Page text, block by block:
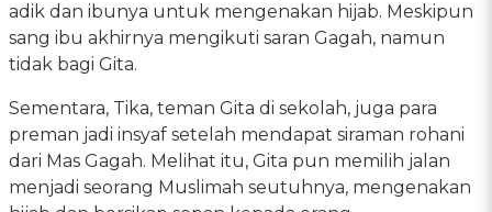
adik dan ibunya untuk mengenakan hijab. Meskipun
sang ibu akhirnya mengikuti saran Gagah, namun
tidak bagi Gita.
Sementara, Tika, teman Gita di sekolah, juga para
preman jadi insyaf setelah mendapat siraman rohani
dari Mas Gagah. Melihat itu, Gita pun memilih jalan
menjadi seorang Muslimah seutuhnya, mengenakan